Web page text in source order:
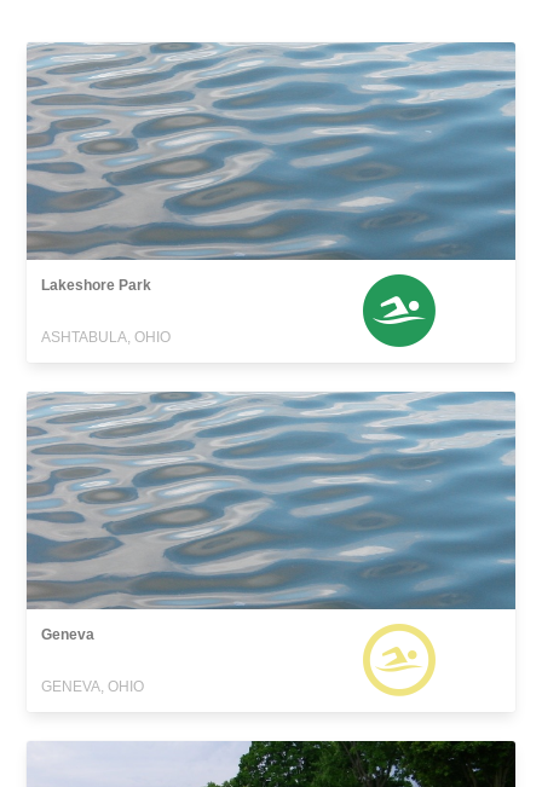
Lakeshore Park
ASHTABULA, OHIO
Geneva
GENEVA, OHIO